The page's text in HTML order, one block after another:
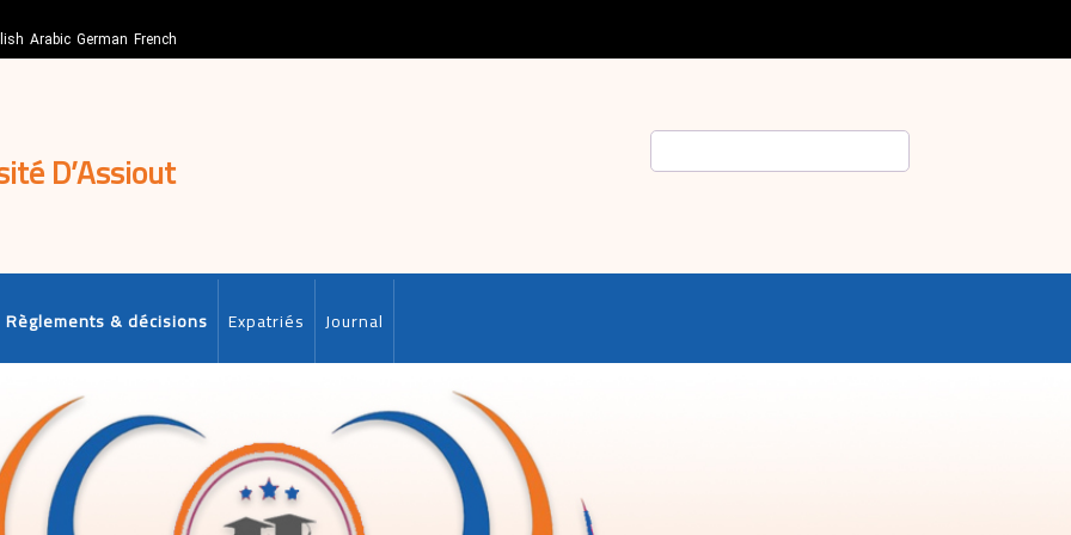
Arabic German French
D’Assiout
Règlements & décisions Expatriés Journal